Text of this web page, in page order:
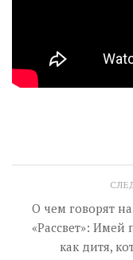
О чем говорят
«Рассвет»: Имей
как дитя,